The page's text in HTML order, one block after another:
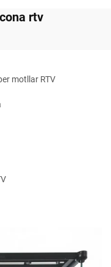
rtv
motllar RTV